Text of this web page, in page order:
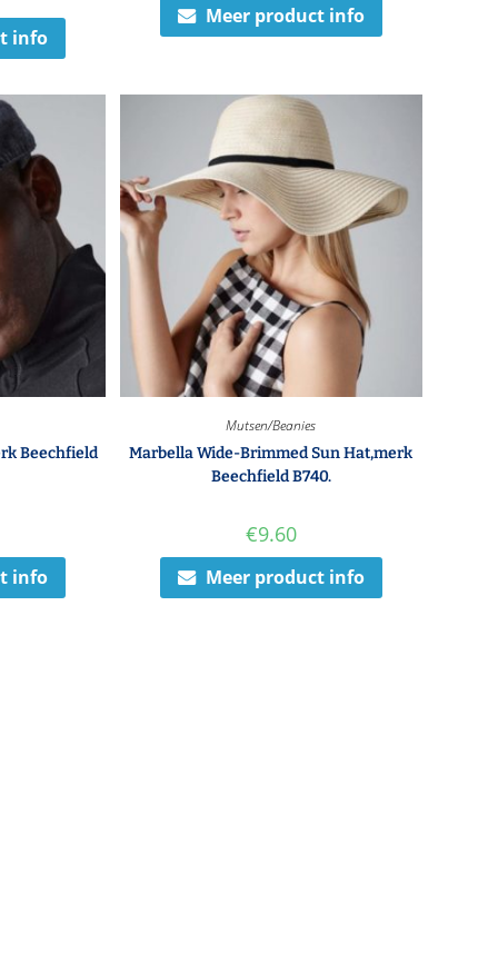
info
Meer product info
Beechfield
info
Mutsen/Beanies
Marbella Wide-Brimmed Sun Hat,merk
Beechfield B740.
€9.60
Meer product info